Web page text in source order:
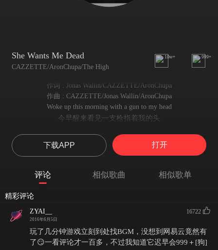
She Wants Me Dead
CAZZETTE/AronChupa/The High
10w+ 999+
作词 : Jonas Wallin/CAZZETTE/AronChupa
作曲 : CAZZETTE/Jonas Wallin/AronChupa
Woke up this morning with a gun to my head
今早醒来看见一支枪指着我的头
谁来救救我..她想我死...
Woke up this morning with the devil in my bed
今早醒来看见一只魔鬼在我床上
在空气里，在迷宫里，在我的脑海里，无处不在
She wants me dead, dead, dead, dead, dead, dead
她想我死
下载APP 打开
评论 相似歌曲 相似歌单
精彩评论
ZYAI__
2016年6月5日
16722
玩了几分钟游戏立刻到处找BGM，没想到网易云竟然有
了😏一看评论才一百多，不过我知道它迟早会999＋[狗]